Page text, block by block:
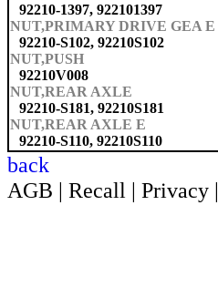
92210-1397, 922101397
NUT,PRIMARY DRIVE GEA E
92210-S102, 92210S102
NUT,PUSH
92210V008
NUT,REAR AXLE
92210-S181, 92210S181
NUT,REAR AXLE E
92210-S110, 92210S110
back
AGB | Recall | Privacy |